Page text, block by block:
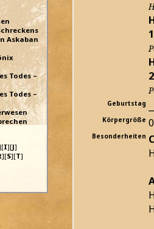
Askaban
Todes –
Todes –
I][J]
][S][T]
1
2
Geburtstag
Körpergröße
Besonderheiten